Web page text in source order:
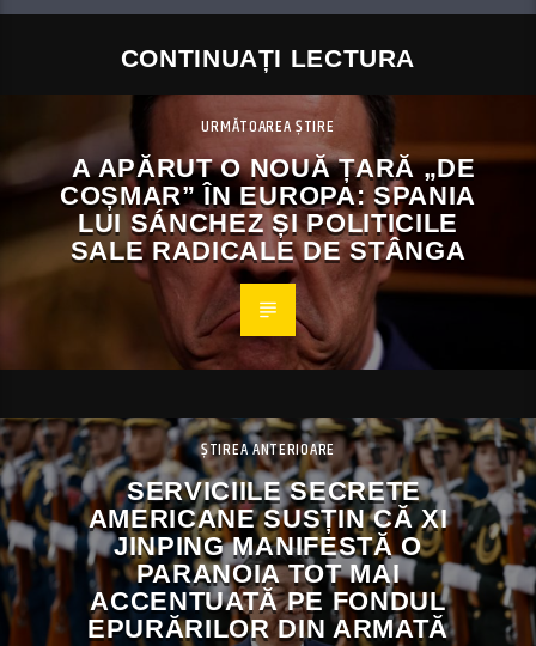
CONTINUAȚI LECTURA
URMĂTOAREA ȘTIRE
A APĂRUT O NOUĂ ȚARĂ „DE
COȘMAR” ÎN EUROPA: SPANIA
LUI SÁNCHEZ ȘI POLITICILE
SALE RADICALE DE STÂNGA
ȘTIREA ANTERIOARE
SERVICIILE SECRETE
AMERICANE SUSȚIN CĂ XI
JINPING MANIFESTĂ O
PARANOIA TOT MAI
ACCENTUATĂ PE FONDUL
EPURĂRILOR DIN ARMATĂ